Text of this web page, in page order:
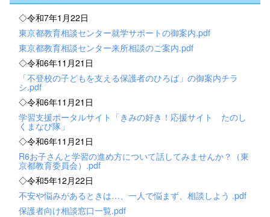
◇令和7年1月22日
東京都教育相談センター就学サポートの御案内.pdf
東京都教育相談センター来所相談のご案内.pdf
◇令和6年11月21日
「不登校の子どもを支える保護者のひろば」の御案内チラ
シ.pdf
◇令和6年11月21日
学習支援ポータルサイト「きみの好き！応援サイト たのし
くまなび隊」
◇令和6年11月21日
R6お子さんと学習の進め方について話してみませんか？（東
京都教育委員会）.pdf
◇令和5年12月22日
不安や悩みがあるときは…、一人で悩まず、相談しよう .pdf
保護者向け相談窓口一覧.pdf